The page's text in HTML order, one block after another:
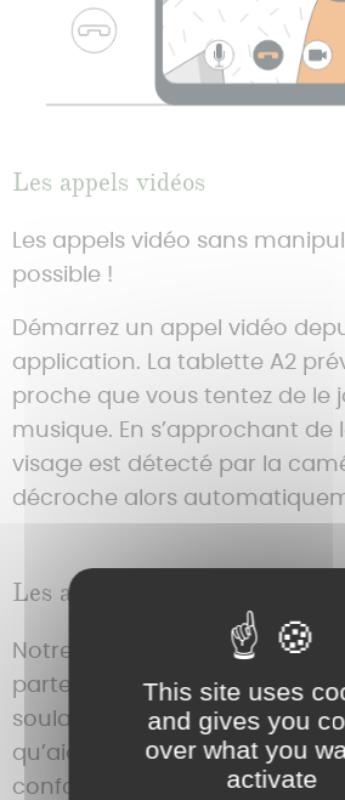
Les appels vidéos
Les appels vidéo sans
possible !
Démarrez un appel vidéo
application. La tablette A2
proche que vous tentez de le
musique. En s’approchant de
visage est détecté par la
décroche alors
Les autre fonctionnalités de la
Notre tablette a été conçue
partenaire idéal de votre
soulagement de votre
qu’aidant mais aussi dans
confort de vie de vote proche.
This site uses
and gives you
over what you
activate